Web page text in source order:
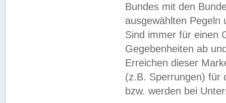
Bundes mit den
ausgewählten
Sind immer für einen
Gegebenheiten ab
Erreichen dieser
(z.B. Sperrungen) für
bzw. werden bei